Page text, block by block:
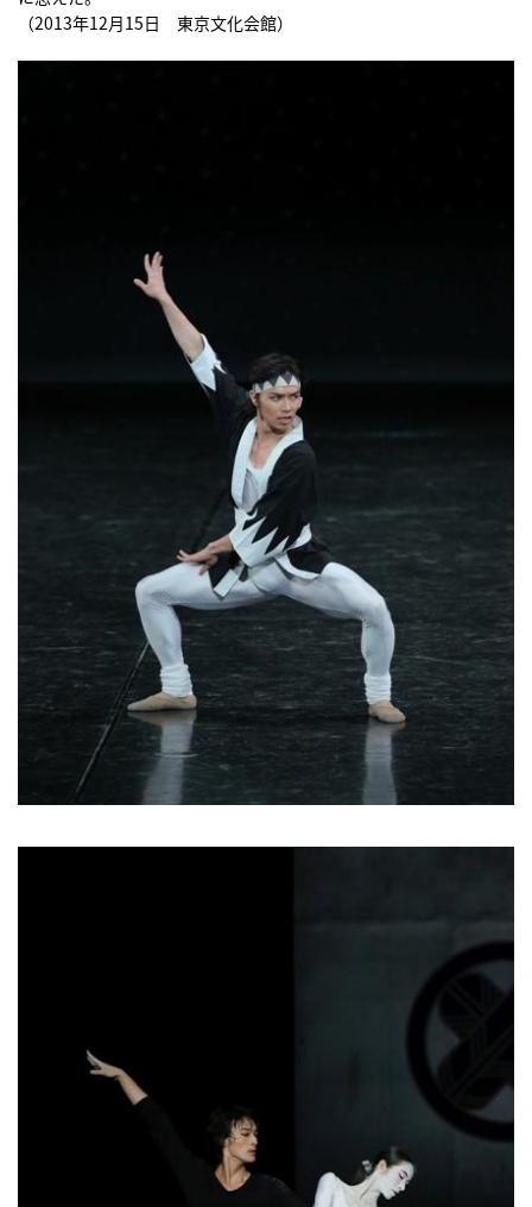
（2013年12月15日 東京文化会館）